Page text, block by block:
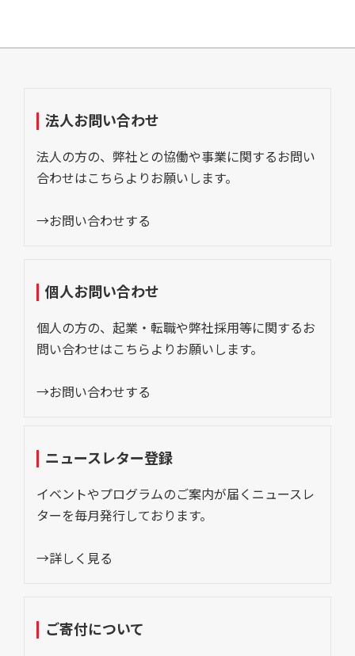
ジ
法人お問い合わせ
法人の方の、弊社との協働や事業に関するお問い
合わせはこちらよりお願いします。
→お問い合わせする
個人お問い合わせ
個人の方の、起業・転職や弊社採用等に関するお
問い合わせはこちらよりお願いします。
→お問い合わせする
ニュースレター登録
イベントやプログラムのご案内が届くニュースレ
ターを毎月発行しております。
→詳しく見る
ご寄付について